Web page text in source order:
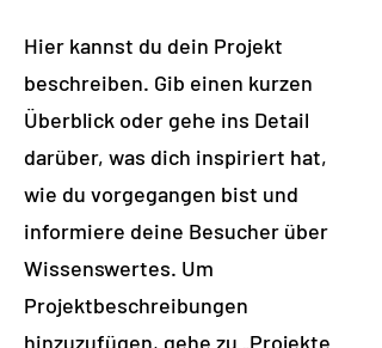
Hier kannst du dein Projekt
beschreiben. Gib einen kurzen
Überblick oder gehe ins Detail
darüber, was dich inspiriert hat,
wie du vorgegangen bist und
informiere deine Besucher über
Wissenswertes. Um
Projektbeschreibungen
hinzuzufügen, gehe zu „Projekte